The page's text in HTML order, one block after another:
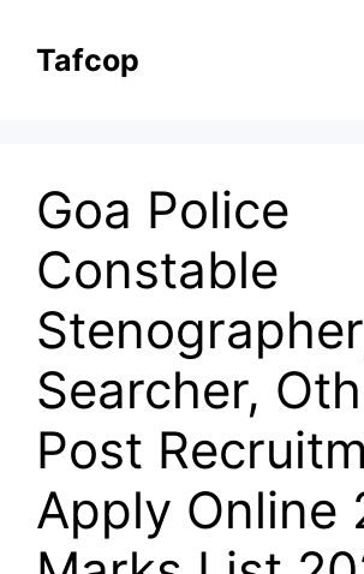
contentTafcop
Goa Police
Constable
Searcher,
Post
Apply Online